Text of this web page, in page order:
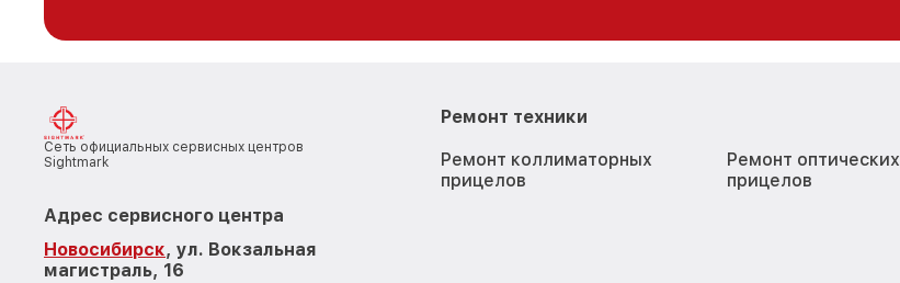
Сеть официальных сервисных центров
Sightmark
Адрес сервисного центра
Новосибирск, ул. Вокзальная
магистраль, 16
Ремонт техники
Ремонт коллиматорных
прицелов
Ремонт оптических
прицелов